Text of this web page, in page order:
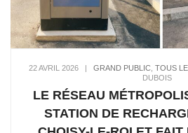
22 AVRIL 2026| GRAND PUBLIC, TOUS
DUBOIS
LE RÉSEAU
STATION DE